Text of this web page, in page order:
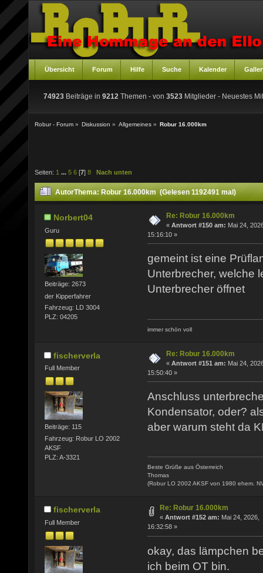
Übersicht Forum Hilfe Suche Kalender
74923 Beiträge in 9212 Themen - von 3523 Mitglieder - Neuestes
Robur - Forum » Diskussion » Allgemeines » Robur 16.000km
Seiten: 1 ... 5 6 [7] 8 Nach unten
AutorThema: Robur 16.000km (Gelesen 1192491 mal)
Norbert04
Guru
Beiträge: 2673
der Kipperfahrer
Fahrzeug: LD 3004
PLZ: 04205
Re: Robur 16.000km
« Antwort #150 am: Mai 24,
15:16:10 »
gemeint ist eine
Unterbrecher, welche
Unterbrecher öffnet
immer schön voll
fischerverla
Full Member
Beiträge: 115
Fahrzeug: Robur LO 2002
AKSF
PLZ: A-3321
Re: Robur 16.000km
« Antwort #151 am: Mai 24,
15:50:40 »
Anschluss
Kondensator, oder?
aber warum steht da
Beste Grüße aus Österreich
Thomas
(Robur LO 2002 AKSF von 1980 ehem.
fischerverla
Full Member
Re: Robur 16.000km
« Antwort #152 am: Mai 24, 2026,
16:32:58 »
okay, das lämpchen
ich beim OT bin.